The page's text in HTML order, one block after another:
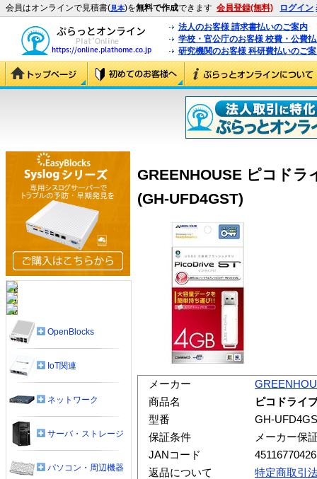
会員はオンラインで見積書(見本)を無料で作成できます 会員登録(無料) ログイン
法人のお客様 請求書払いのご案内
学校・官公庁のお客様 校費・公費
研究機関のお客様 科研費払いのご
GREENHOUSE ピコドラ
(GH-UFD4GST)
メーカー
商品名
ピコドライ
型番
GH-
保証条件
メーカー保
JANコード
返品について
特定商取引
OpenBlocks
IoT関連
ネットワーク
サーバ・ストレージ
パソコン・周辺機器